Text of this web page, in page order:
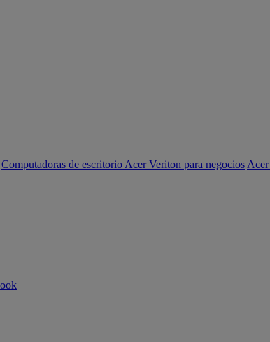
Computadoras de escritorio Acer Veriton para negocios